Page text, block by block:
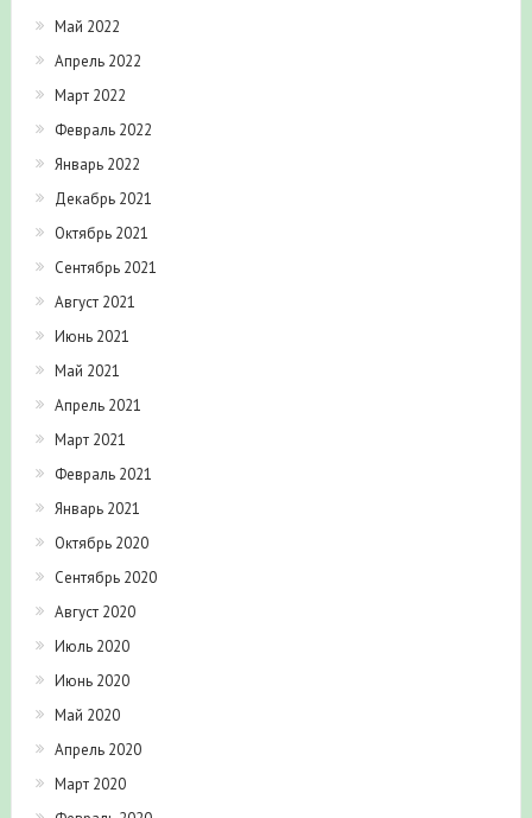
Апрель 2022
Март 2022
Февраль 2022
Январь 2022
Декабрь 2021
Октябрь 2021
Сентябрь 2021
Август 2021
Июнь 2021
Май 2021
Апрель 2021
Март 2021
Февраль 2021
Январь 2021
Октябрь 2020
Сентябрь 2020
Август 2020
Июль 2020
Июнь 2020
Май 2020
Апрель 2020
Март 2020
Февраль 2020